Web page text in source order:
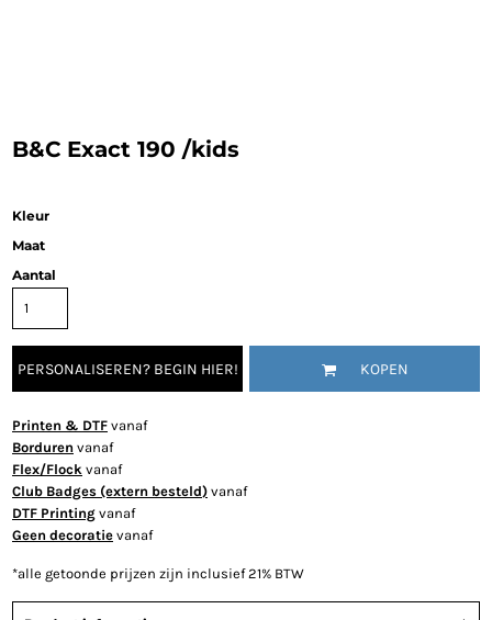
B&C Exact 190 /kids
Kleur
Maat
Aantal
PERSONALISEREN? BEGIN HIER! KOPEN
Printen & DTF vanaf
Borduren vanaf
Flex/Flock vanaf
Club Badges (extern besteld) vanaf
DTF Printing vanaf
Geen decoratie vanaf
*alle getoonde prijzen zijn inclusief 21% BTW